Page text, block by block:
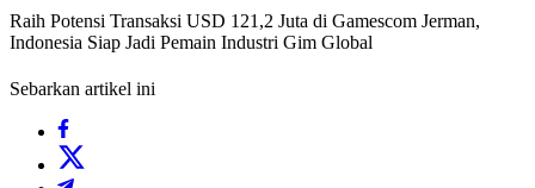
Raih Potensi Transaksi USD 121,2 Juta di Gamescom Jerman,
Indonesia Siap Jadi Pemain Industri Gim Global
Sebarkan artikel ini